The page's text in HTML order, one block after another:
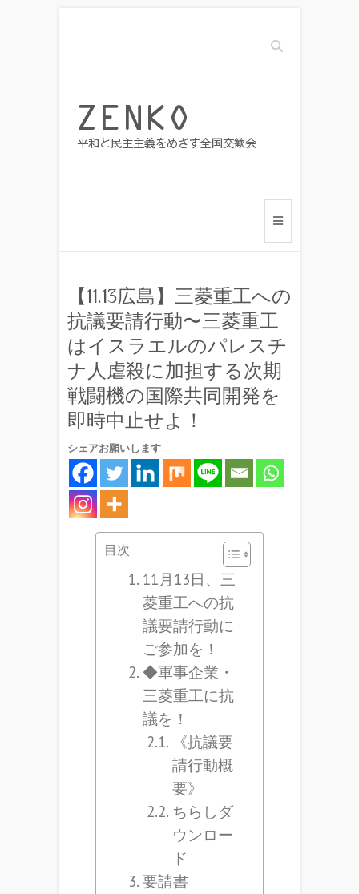
Search
【11.13広島】三菱重工への
抗議要請行動〜三菱重工
はイスラエルのパレスチ
ナ人虐殺に加担する次期
戦闘機の国際共同開発を
即時中止せよ！
シェアお願いします
目次
11月13日、三
菱重工への抗
議要請行動に
ご参加を！
◆軍事企業・
三菱重工に抗
議を！
《抗議要
請行動概
要》
ちらしダ
ウンロー
ド
要請書